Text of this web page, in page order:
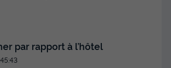
par rapport à l’hôtel